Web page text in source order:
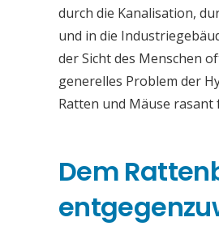
durch die Kanalisation,
und in die
der Sicht des Menschen
generelles Problem der
Ratten und Mäuse
Dem